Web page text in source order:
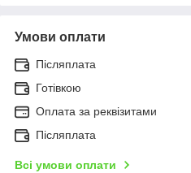
Умови оплати
Післяплата
Готівкою
Оплата за реквізитами
Післяплата
Всі умови оплати